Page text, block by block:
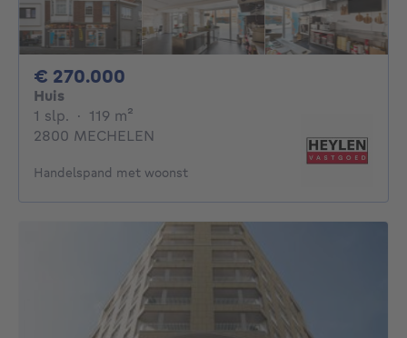
€ 270.000
Huis
1 slp. 1 slaapkamer
· 119 m²
2800 MECHELEN
Handelspand met woonst